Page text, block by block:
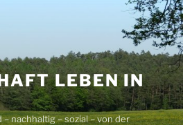
LEBEN IN
nachhaltig – sozial – von der